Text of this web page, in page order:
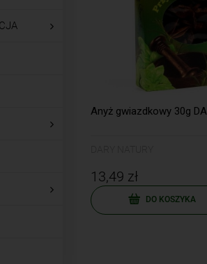
Anyż gwiazdkowy 30g
13,49 zł
DO KOSZYKA